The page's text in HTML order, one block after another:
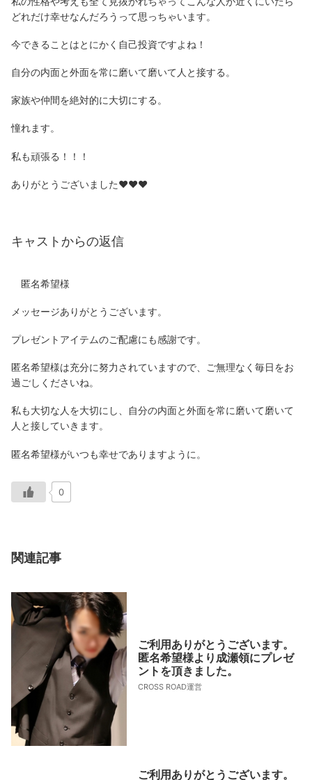
どれだけ幸せなんだろうって思っちゃいます。
今できることはとにかく自己投資ですよね！
自分の内面と外面を常に磨いて磨いて人と接する。
家族や仲間を絶対的に大切にする。
憧れます。
私も頑張る！！！
ありがとうございました♥️♥️♥️
キャストからの返信
匿名希望様
メッセージありがとうございます。
プレゼントアイテムのご配慮にも感謝です。
匿名希望様は充分に努力されていますので、ご無理なく毎日をお
過ごしくださいね。
私も大切な人を大切にし、自分の内面と外面を常に磨いて磨いて
人と接していきます。
匿名希望様がいつも幸せでありますように。
0
関連記事
ご利用ありがとうございます。
匿名希望様より成瀬領にプレゼ
ントを頂きました。
CROSS ROAD運営
ご利用ありがとうございます。